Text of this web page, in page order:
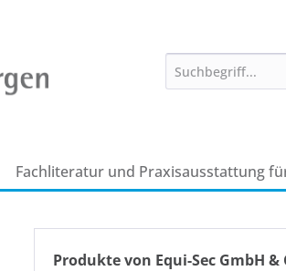
Fachliteratur und Praxisausstattung
Produkte von Equi-Sec GmbH &